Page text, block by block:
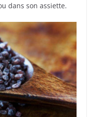
dans son assiette.